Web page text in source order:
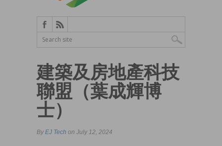
建築及房地產科技
聯盟（葉成輝博
士）
By EJ Tech on July 12, 2024